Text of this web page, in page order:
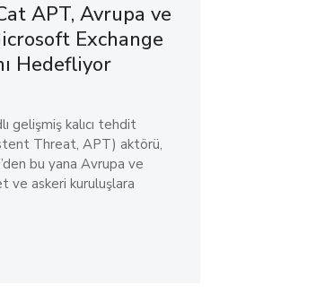
APT, Avrupa ve
Exchange
Hedefliyor
gelişmiş kalıcı tehdit
Threat, APT) aktörü,
bu yana Avrupa ve
ve askeri kuruluşlara